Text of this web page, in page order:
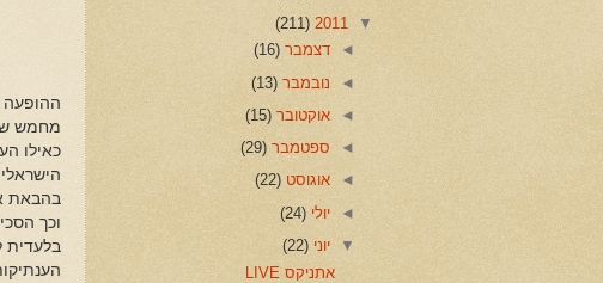
מחמש
כאילו
בהבאת
וכך
בלעדית
▼
2011
(211)
◄דצמבר(16)
◄ נובמבר(13)
◄אוקטובר(15)
◄ ספטמבר(29)
◄אוגוסט(22)
◄יולי(24)
▼יוני(22)
אתניקס LIVE